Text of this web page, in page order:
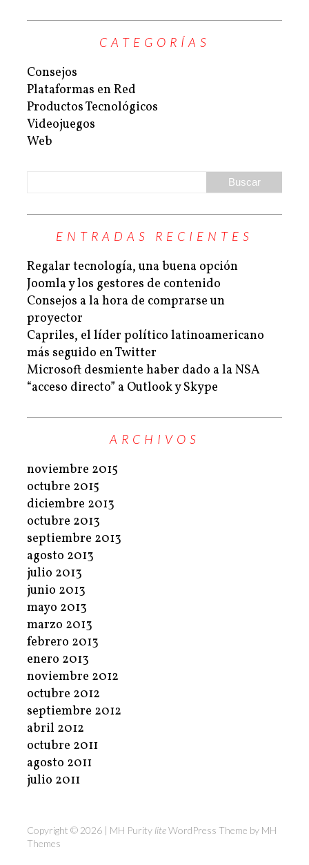
CATEGORÍAS
Consejos
Plataformas en Red
Productos Tecnológicos
Videojuegos
Web
ENTRADAS RECIENTES
Regalar tecnología, una buena opción
Joomla y los gestores de contenido
Consejos a la hora de comprarse un
proyector
Capriles, el líder político latinoamericano
más seguido en Twitter
Microsoft desmiente haber dado a la NSA
“acceso directo” a Outlook y Skype
ARCHIVOS
noviembre 2015
octubre 2015
diciembre 2013
octubre 2013
septiembre 2013
agosto 2013
julio 2013
junio 2013
mayo 2013
marzo 2013
febrero 2013
enero 2013
noviembre 2012
octubre 2012
septiembre 2012
abril 2012
octubre 2011
agosto 2011
julio 2011
Copyright © 2026 | MH Purity liteWordPress Theme by MH
Themes